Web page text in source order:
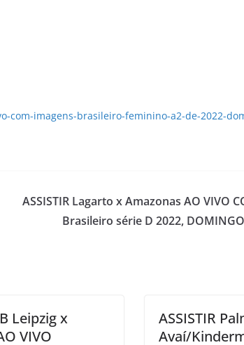
com-imagens-brasileiro-feminino-a2-de-2022-
ASSISTIR Lagarto x Amazonas AO VIVO
Brasileiro série D 2022,
Leipzig x
VIVO
ASSISTIR
Avaí/